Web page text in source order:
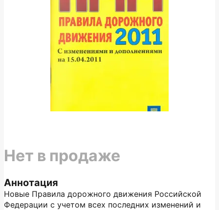
Аннотация
Новые Правила дорожного движения Российской
Федерации с учетом всех последних изменений и
Нет в продаже